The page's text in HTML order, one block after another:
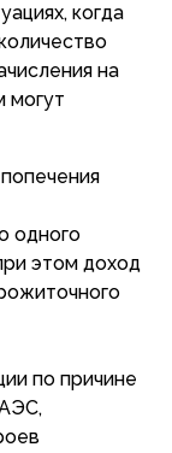
когда
на
одного
этом доход
по причине